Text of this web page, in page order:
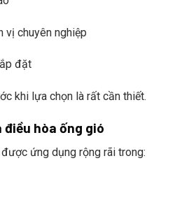
vị chuyên nghiệp
đặt
khi lựa chọn là rất cần thiết.
hòa ống gió
được ứng dụng rộng rãi trong: